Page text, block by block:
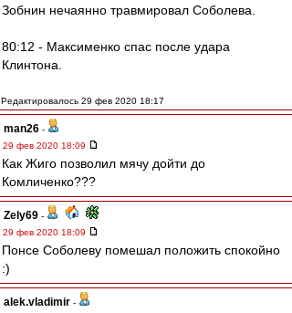
Зобнин нечаянно травмировал Соболева.
80:12 - Максименко спас после удара
Клинтона.
Редактировалось 29 фев 2020 18:17
man26 -
29 фев 2020 18:09
Как Жиго позволил мячу дойти до
Комличенко???
Zely69 -
29 фев 2020 18:09
Понсе Соболеву помешал положить спокойно
:)
alek.vladimir -